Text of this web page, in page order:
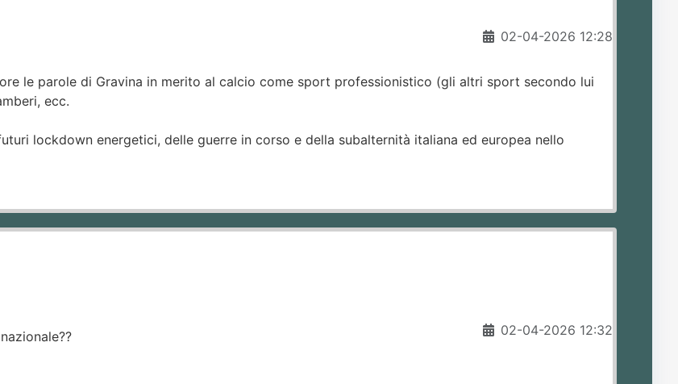
02-04-2026 12:28
le parole di Gravina in merito al calcio come sport professionistico (gli altri sport secondo lui
ecc.
lockdown energetici, delle guerre in corso e della subalternità italiana ed europea nello
02-04-2026 12:32